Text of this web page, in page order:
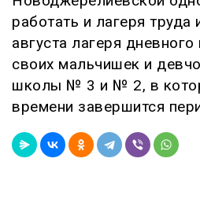
работать и лагеря труда
августа лагеря
своих мальчишек и
школы № 3 и № 2, в
времени завершится